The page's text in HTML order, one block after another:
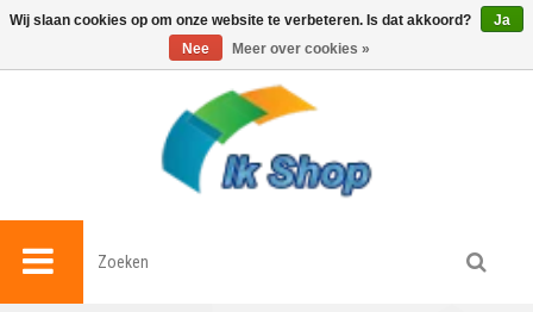
0
Wij slaan cookies op om onze website te verbeteren. Is dat akkoord?
Ja
Nee
Meer over cookies »